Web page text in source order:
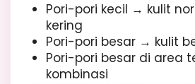
Pori-pori kecil → kulit
kering
Pori-pori besar → kulit
Pori-pori besar di area
kombinasi